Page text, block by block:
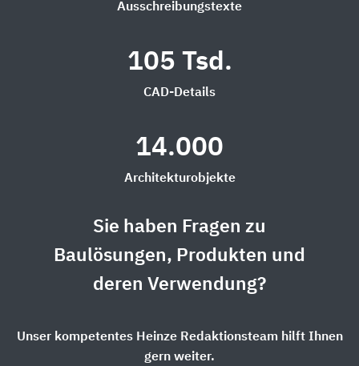
Ausschreibungstexte
105 Tsd.
CAD-Details
14.000
Architekturobjekte
Sie haben Fragen zu
Baulösungen, Produkten und
deren Verwendung?
Unser kompetentes Heinze Redaktionsteam hilft Ihnen
gern weiter.